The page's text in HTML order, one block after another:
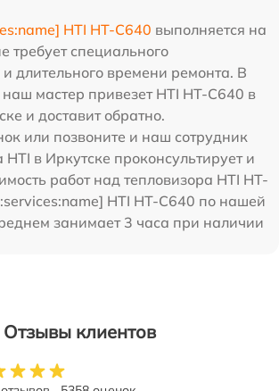
HTI HT-C640 выполняется на
требует специального
длительного времени ремонта. В
наш мастер привезет HTI HT-C640 в
и доставит обратно.
или позвоните и наш сотрудник
HTI в Иркутске проконсультирует и
работ над тепловизора HTI HT-
HTI HT-C640 по нашей
занимает 3 часа при наличии
Отзывы клиентов